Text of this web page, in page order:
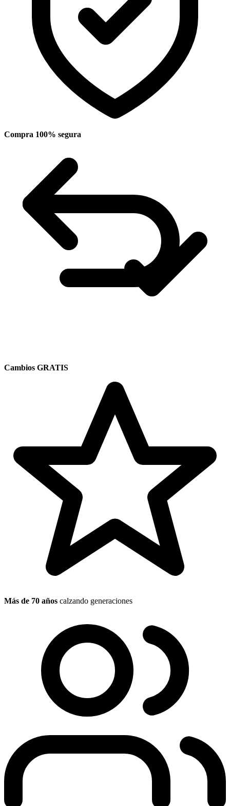
Compra 100% segura
Cambios GRATIS
Más de 70 años calzando generaciones